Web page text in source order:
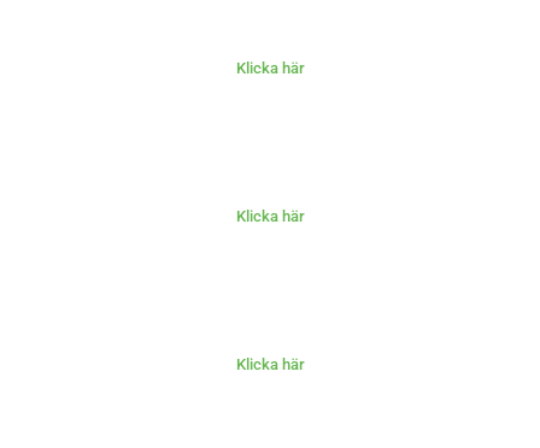
Klicka här
Klicka här
Klicka här